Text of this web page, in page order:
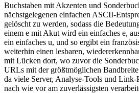
Buchstaben mit Akzenten und
nächstgelegenen einfachen ASCII-
gelöscht zu werden, sodass die
einem e mit Akut wird ein einfaches e,
ein einfaches u, und so ergibt ein
weiterhin einen lesbaren,
mit Lücken dort, wo zuvor die
URLs mit der größtmöglichen
da viele Server, Analyse-Tools und Link-
nach wie vor am zuverlässigsten